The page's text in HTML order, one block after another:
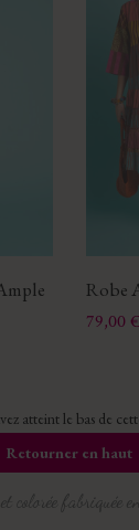
Robe
Prix
79,00
atteint le bas de
Retourner en haut
colorée fabriquée en